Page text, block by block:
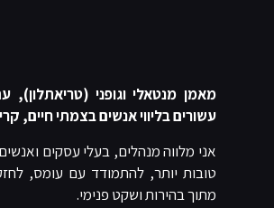
מאמן מנטאלי וגופני (טריאתלון),
עשורים בליווי אנשים בצמתי חיים,
אני מלווה מנהלים, בעלי עסקים
טובות יותר, להתמודד עם עומס,
מתוך בהירות ושקט פנימי.